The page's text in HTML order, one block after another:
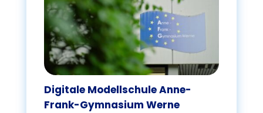
Digitale Modellschule Anne-
Frank-Gymnasium Werne